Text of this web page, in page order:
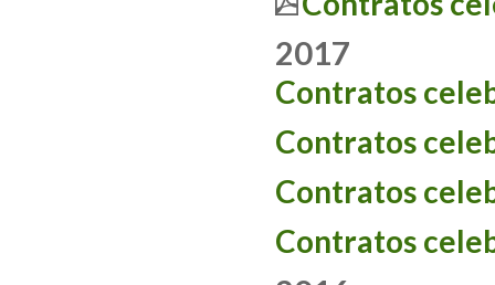
2017
Contratos
Contratos
Contratos
Contratos